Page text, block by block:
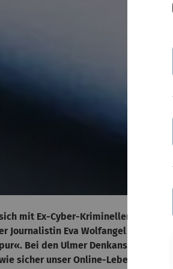
mit Ex-Cyber-Kriminellen, um zu
Journalistin Eva Wolfangel ist
Bei den Ulmer Denkanstößen
sicher unser Online-Leben ist,